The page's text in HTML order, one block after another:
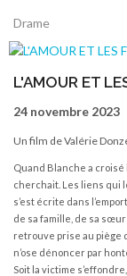
Drame
L'AMOUR ET
24 novembre 2023
Un film de Valérie
Quand Blanche a
cherchait. Les liens qui
s’est écrite dans
de sa famille, de sa
retrouve prise au piège
n’ose dénoncer par
Soit la victime